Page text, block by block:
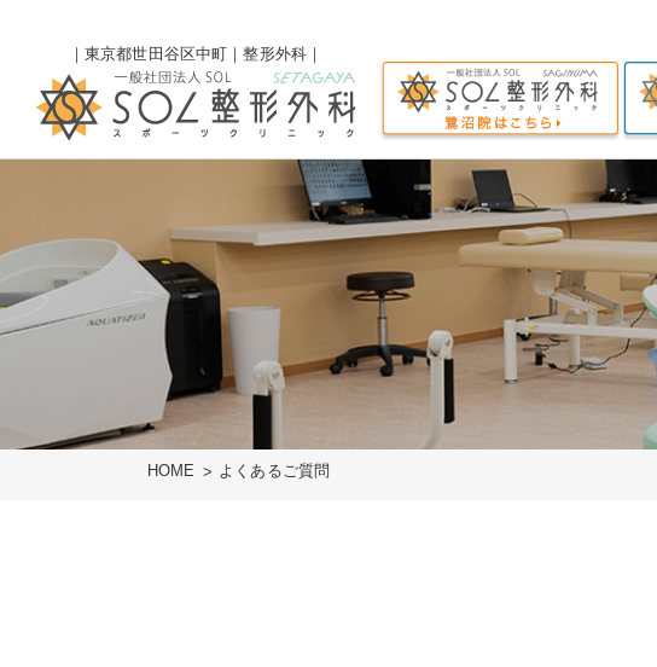
｜東京都世田谷区中町｜整形外科｜
HOME よくあるご質問